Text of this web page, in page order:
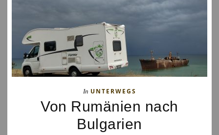
In UNTERWEGS
Von Rumänien nach
Bulgarien